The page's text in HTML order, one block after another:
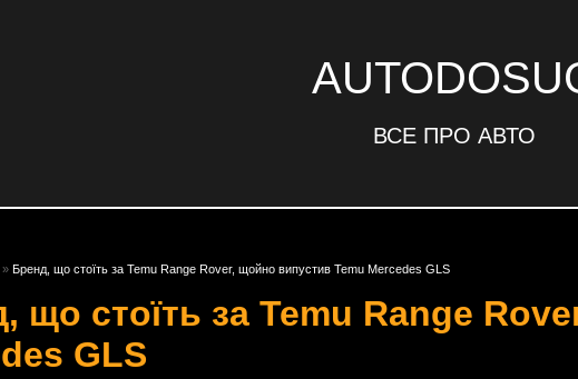
ВСЕ ПРО АВТО
» Бренд, що стоїть за Temu Range Rover, щойно випустив Temu Mercedes GLS
що стоїть за Temu Range
GLS